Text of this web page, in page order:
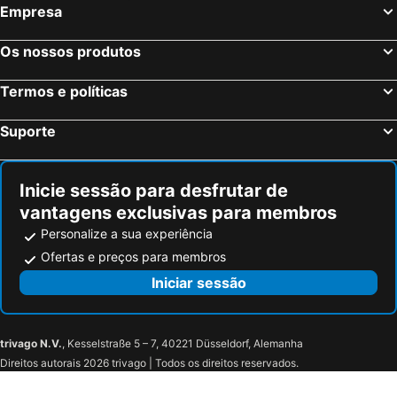
Islantilla, Andaluzia Hotéis
Barcelona, Catalunha Hotéis
Sangenjo, Galiza Hotéis
Isla Cristina, Andaluzia Hotéis
Empresa
Os nossos produtos
Termos e políticas
Suporte
Inicie sessão para desfrutar de
vantagens exclusivas para membros
Personalize a sua experiência
Ofertas e preços para membros
Iniciar sessão
trivago N.V., Kesselstraße 5 – 7, 40221 Düsseldorf, Alemanha
Direitos autorais 2026 trivago | Todos os direitos reservados.